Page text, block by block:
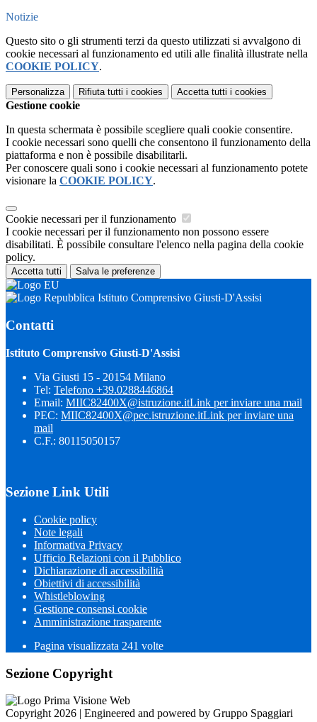
Notizie
Questo sito o gli strumenti terzi da questo utilizzati si avvalgono di
cookie necessari al funzionamento ed utili alle finalità illustrate nella
COOKIE POLICY.
Personalizza Rifiuta tutti i cookies Accetta tutti i cookies
Gestione cookie
In questa schermata è possibile scegliere quali cookie consentire.
I cookie necessari sono quelli che consentono il funzionamento della
piattaforma e non è possibile disabilitarli.
Per conoscere quali sono i cookie necessari al funzionamento potete
visionare la COOKIE POLICY.
Cookie necessari per il funzionamento
I cookie necessari per il funzionamento non possono essere
disabilitati. È possibile consultare l'elenco nella pagina della cookie
policy.
Accetta tutti Salva le preferenze
Istituto Comprensivo Giusti-D'Assisi
Contatti
Istituto Comprensivo Giusti-D'Assisi
Via Giusti 15 - 20154 Milano
Tel: Telefono +39.0288446864
Email: MIIC82400X@istruzione.itLink per inviare una mail
PEC: MIIC82400X@pec.istruzione.itLink per inviare una
mail
C.F.: 80115050157
Sezione Link Utili
Cookie policy
Note legali
Informativa Privacy
Ufficio Relazioni con il Pubblico
Dichiarazione di accessibilità
Obiettivi di accessibilità
Whistleblowing
Gestione consensi cookie
Amministrazione trasparente
Pagina visualizzata 241 volte
Sezione Copyright
Copyright 2026 | Engineered and powered by Gruppo Spaggiari